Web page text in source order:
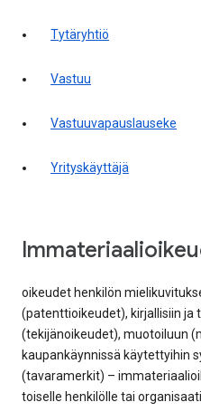
tytäryhtiö
vastuu
vastuuvapauslauseke
yrityskäyttäjä
oikeudet henkilön
(patenttioikeudet), kirjallisiin ja
(tekijänoikeudet), muotoiluun
kaupankäynnissä käytettyihin
(tavaramerkit) –
toiselle henkilölle tai